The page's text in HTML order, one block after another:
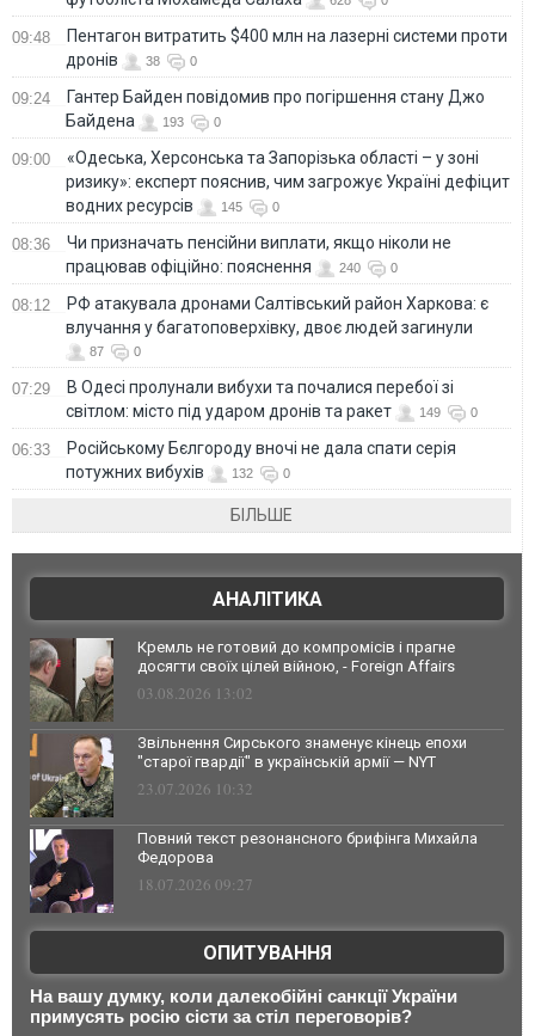
09:48
Пентагон витратить $400 млн на лазерні системи проти
дронів
38 0
09:24
Гантер Байден повідомив про погіршення стану Джо
Байдена
193 0
09:00
«Одеська, Херсонська та Запорізька області – у зоні
ризику»: експерт пояснив, чим загрожує Україні дефіцит
водних ресурсів
145 0
08:36
Чи призначать пенсійни виплати, якщо ніколи не
працював офіційно: пояснення
240 0
08:12
РФ атакувала дронами Салтівський район Харкова: є
влучання у багатоповерхівку, двоє людей загинули
87 0
07:29
В Одесі пролунали вибухи та почалися перебої зі
світлом: місто під ударом дронів та ракет
149 0
06:33
Російському Бєлгороду вночі не дала спати серія
потужних вибухів
132 0
БІЛЬШЕ
АНАЛІТИКА
Кремль не готовий до компромісів і прагне
досягти своїх цілей війною, - Foreign Affairs
03.08.2026 13:02
Звільнення Сирського знаменує кінець епохи
"старої гвардії" в українській армії — NYT
23.07.2026 10:32
Повний текст резонансного брифінга Михайла
Федорова
18.07.2026 09:27
ОПИТУВАННЯ
На вашу думку, коли далекобійні санкції України
примусять росію сісти за стіл переговорів?